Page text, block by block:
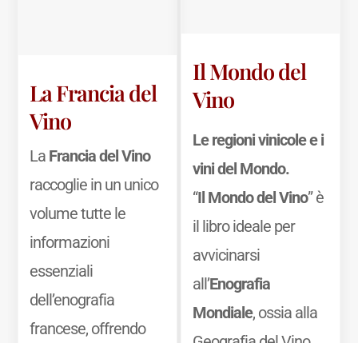
La Francia del
Vino
La Francia del Vino
raccoglie in un unico
volume tutte le
informazioni
essenziali
dell’enografia
francese, offrendo
Il Mondo del
Vino
Le regioni vinicole e i
vini del Mondo.
“Il Mondo del Vino” è
il libro ideale per
avvicinarsi
all’Enografia
Mondiale, ossia alla